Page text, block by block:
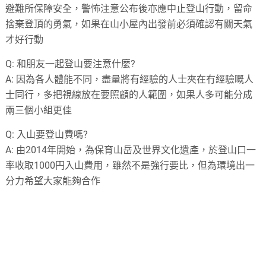
避難所保障安全，警怖注意公布後亦應中止登山行動，留命
捨棄登頂的勇氣，如果在山小屋內出發前必須確認有關天氣
才好行動
Q:和朋友一起登山要注意什麼?
A: 因為各人體能不同，盡量將有經驗的人士夾在冇經驗嘅人
士同行，多把視線放在要照顧的人範圍，如果人多可能分成
兩三個小組更佳
Q: 入山要登山費嗎?
A: 由2014年開始，為保育山岳及世界文化遺產，於登山口一
率收取1000円入山費用，雖然不是強行要比，但為環境出一
分力希望大家能夠合作